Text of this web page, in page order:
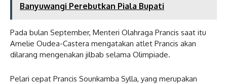
Banyuwangi Perebutkan Piala Bupati
Pada bulan September, Menteri Olahraga Prancis saat itu
Amelie Oudea-Castera mengatakan atlet Prancis akan
dilarang mengenakan jilbab selama Olimpiade.
Pelari cepat Prancis Sounkamba Sylla, yang merupakan